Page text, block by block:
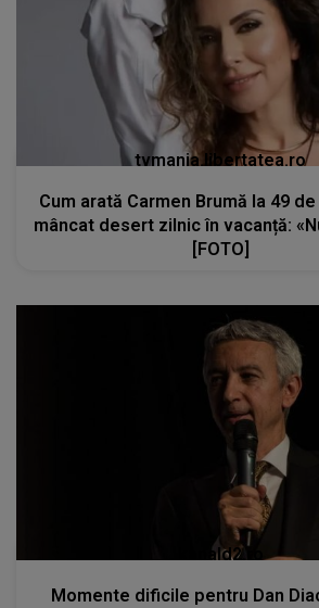
tvmania.libertatea.ro
Cum arată Carmen Brumă la 49
mâncat desert zilnic în vacanță:
[FOTO]
kanald2.ro
Momente dificile pentru Dan